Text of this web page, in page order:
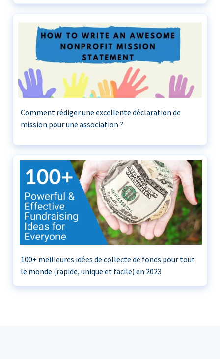
Comment rédiger une excellente déclaration de
mission pour une association ?
100+ meilleures idées de collecte de fonds pour tout
le monde (rapide, unique et facile) en 2023